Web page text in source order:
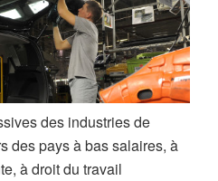
des industries de
des pays à bas salaires, à
à droit du travail